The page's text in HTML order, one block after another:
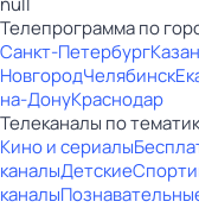
Телепрограмма по
Санкт-Петербург
НовгородЧелябинск
на-ДонуКраснодар
Телеканалы по
Кино и сериалы
каналыДетские
каналы